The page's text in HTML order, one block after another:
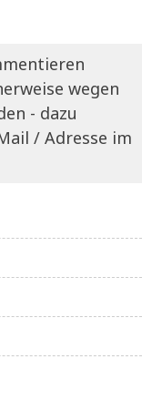
wegen
- dazu
/ Adresse im